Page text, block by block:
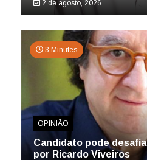
2 de agosto, 2026
3 Minutes
OPINIÃO
Candidato pode
por Ricardo Viveiros